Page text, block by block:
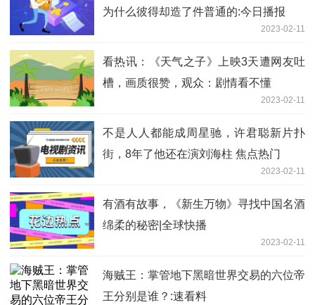
为什么彼得却造了件普通的:今日播报
2023-02-11
看热讯：《天气之子》上映3天遭网友吐
槽，画质很赞，观众：剧情看不懂
2023-02-11
不是人人都能成周星驰，许君聪新片扑
街，8年了他还在演刘海柱 焦点热门
2023-02-11
有酒有故事，《新生万物》寻找中国名酒
绵柔的秘密|全球快播
2023-02-11
海贼王：掌管地下黑暗世界交易的六位帝
王分别是谁？:速看料